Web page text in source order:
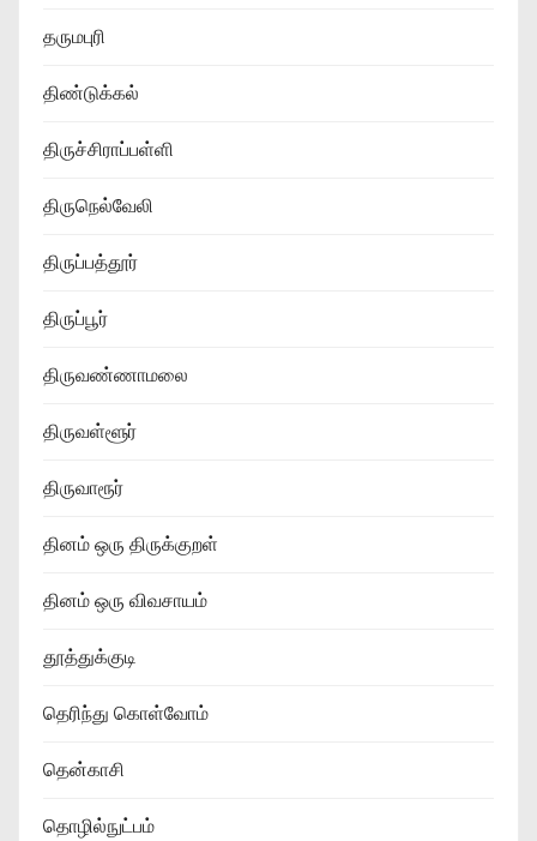
தருமபுரி
திண்டுக்கல்
திருச்சிராப்பள்ளி
திருநெல்வேலி
திருப்பத்தூர்
திருப்பூர்
திருவண்ணாமலை
திருவள்ளூர்
திருவாரூர்
தினம் ஒரு திருக்குறள்
தினம் ஒரு விவசாயம்
தூத்துக்குடி
தெரிந்து கொள்வோம்
தென்காசி
தொழில்நுட்பம்